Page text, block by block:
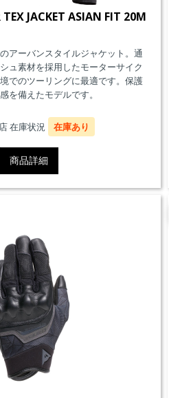
TEX JACKET ASIAN FIT 20M
アーバンスタイルジャケット。通
ュ素材を採用したモーターサイク
でのツーリングに最適です。保護
を備えたモデルです。
在庫状況 在庫あり
商品詳細